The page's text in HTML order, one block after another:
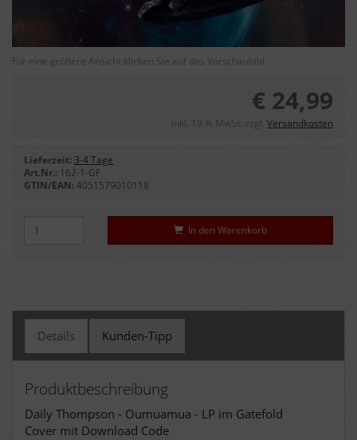
Für eine größere Ansicht klicken Sie auf das Vorschaubild
€ 24,99
inkl. 19 % MwSt. zzgl. Versandkosten
Lieferzeit: 3-4 Tage
Art.Nr.: 162-1-GF
GTIN/EAN: 4051579010118
In den Warenkorb
Details Kunden-Tipp
Produktbeschreibung
Daily Thompson - Oumuamua - LP im Gatefold
Cover mit Download Code